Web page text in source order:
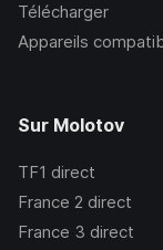
Télécharger
Appareils
Sur Molotov
TF1 direct
France 2 direct
France 3 direct